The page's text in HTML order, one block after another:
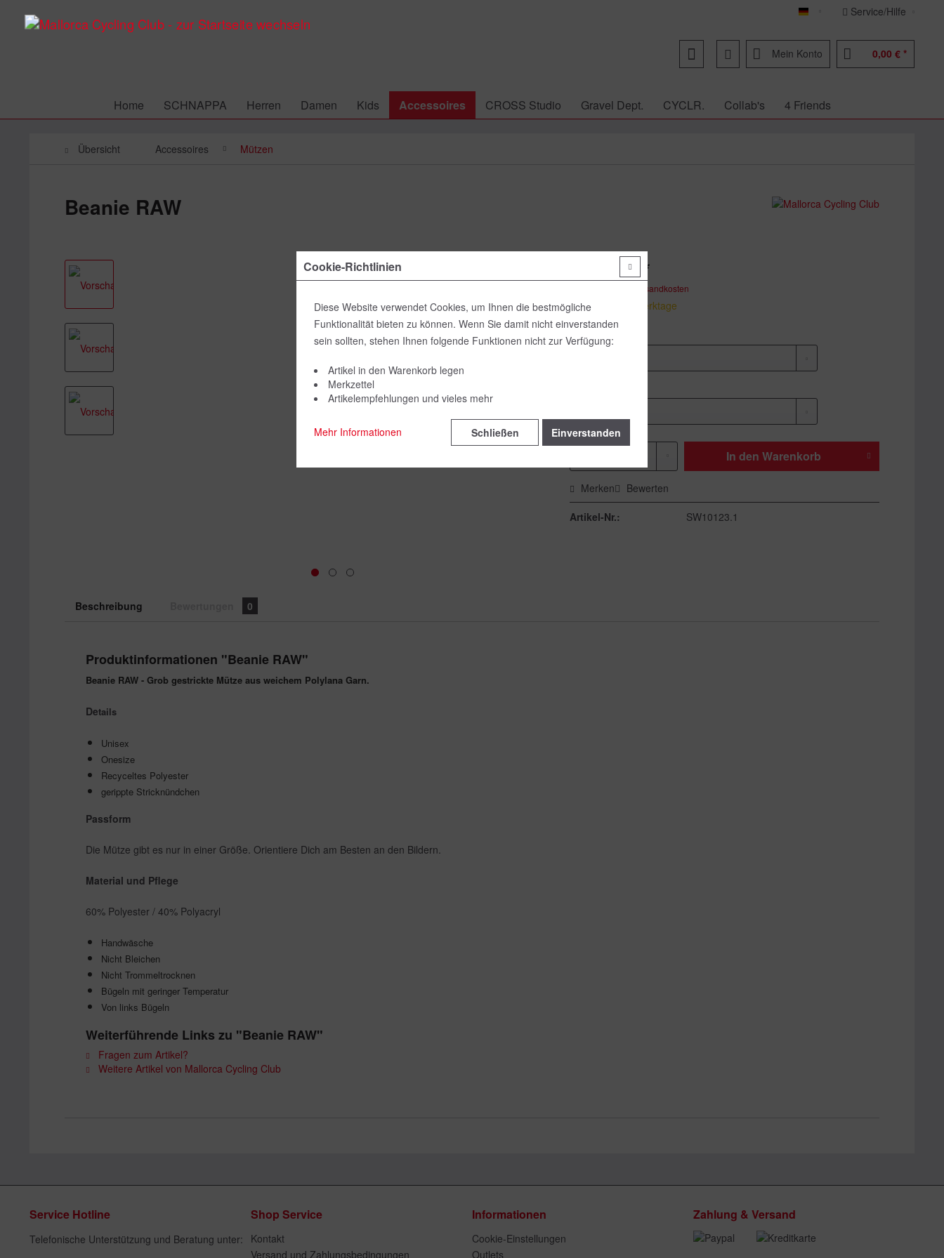
Deutsch Service/Hilfe
Mein Konto 0,00 € *
Home SCHNAPPA Herren Damen Kids Accessoires CROSS Studio Gravel Dept. CYCLR. Collab's 4 Friends
Übersicht Accessoires Mützen
Beanie RAW
29,00 € *
zzgl. Versandkosten
Lieferzeit 7 Werktage
Farbe:
In den Warenkorb
Merken Bewerten
Artikel-Nr.: SW10123.1
Beschreibung 0
Produktinformationen "Beanie RAW"
Beanie RAW - Grob gestrickte Mütze aus weichem Polylana Garn.
Details
Unisex
Onesize
Recyceltes Polyester
gerippte Stricknündchen
Passform
Die Mütze gibt es nur in einer Größe. Orientiere Dich am Besten an den Bildern.
Material und Pflege
60% Polyester / 40% Polyacryl
Handwäsche
Nicht Bleichen
Nicht Trommeltrocknen
Bügeln mit geringer Temperatur
Von links Bügeln
Weiterführende Links zu "Beanie RAW"
Fragen zum Artikel?
Weitere Artikel von Mallorca Cycling Club
Service Hotline
Telefonische Unterstützung und Beratung unter:
Shop Service
Kontakt
Versand und Zahlungsbedingungen
Informationen
Cookie-Einstellungen
Outlets
Zahlung & Versand
Cookie-Richtlinien
Diese Website verwendet Cookies, um Ihnen die bestmögliche
Funktionalität bieten zu können. Wenn Sie damit nicht einverstanden
sein sollten, stehen Ihnen folgende Funktionen nicht zur Verfügung:
Artikel in den Warenkorb legen
Merkzettel
Artikelempfehlungen und vieles mehr
Mehr Informationen Einverstanden
Schließen